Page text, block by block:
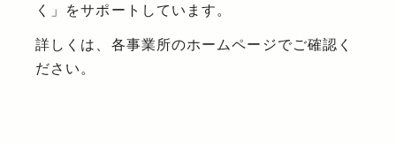
く」をサポートしています。
詳しくは、各事業所のホームページでご確認く
ださい。